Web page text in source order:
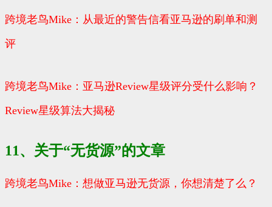
跨境老鸟Mike：从最近的警告信看亚马逊的刷单和测
评
跨境老鸟Mike：亚马逊Review星级评分受什么影响？
Review星级算法大揭秘
11、关于“无货源”的文章
跨境老鸟Mike：想做亚马逊无货源，你想清楚了么？